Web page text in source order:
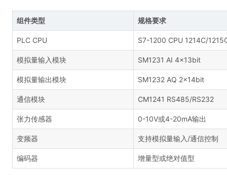
组件类型 规格要求
PLC CPU S7-1200 CPU 1214C/
模拟量输入模块 SM1231 AI 4×13bit
模拟量输出模块 SM1232 AQ 2×14bit
通信模块 CM1241 RS485/RS232
张力传感器 0-10V或4-20mA输出
变频器 支持模拟量输入/通信控制
编码器 增量型或绝对值型